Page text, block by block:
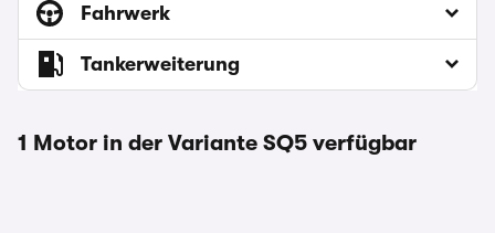
Fahrwerk
Tankerweiterung
1 Motor in der Variante SQ5 verfügbar